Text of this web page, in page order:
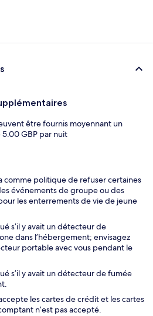
être fournis moyennant un
GBP par nuit
comme politique de refuser certaines
événements de groupe ou des
les enterrements de vie de jeune
s’il y avait un détecteur de
dans l’hébergement; envisagez
portable avec vous pendant le
s’il y avait un détecteur de fumée
les cartes de crédit et les cartes
n’est pas accepté.